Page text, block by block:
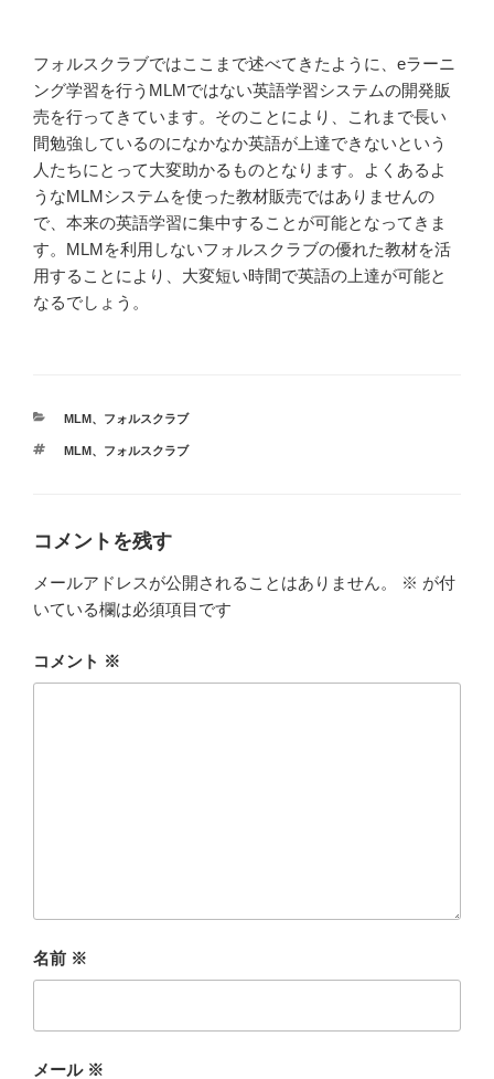
フォルスクラブではここまで述べてきたように、eラーニ
ング学習を行うMLMではない英語学習システムの開発販
売を行ってきています。そのことにより、これまで長い
間勉強しているのになかなか英語が上達できないという
人たちにとって大変助かるものとなります。よくあるよ
うなMLMシステムを使った教材販売ではありませんの
で、本来の英語学習に集中することが可能となってきま
す。MLMを利用しないフォルスクラブの優れた教材を活
用することにより、大変短い時間で英語の上達が可能と
なるでしょう。
カ
ゴ
MLM、 フォルスクラブ
タ
MLM、 フォルスクラブ
コメントを残す
メールアドレスが公開されることはありません。 ※ が付
いている欄は必須項目です
コメント ※
名前 ※
メール ※